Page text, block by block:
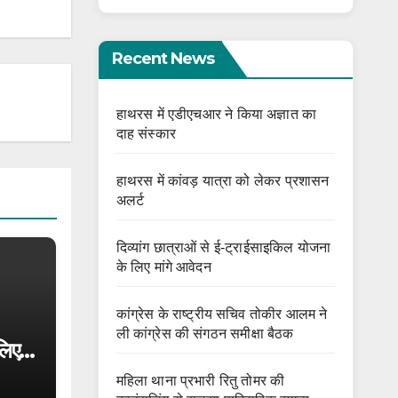
Recent News
हाथरस में एडीएचआर ने किया अज्ञात का
दाह संस्कार
हाथरस में कांवड़ यात्रा को लेकर प्रशासन
अलर्ट
दिव्यांग छात्राओं से ई-ट्राईसाइकिल योजना
के लिए मांगे आवेदन
कांग्रेस के राष्ट्रीय सचिव तोकीर आलम ने
ली कांग्रेस की संगठन समीक्षा बैठक
महिला थाना प्रभारी रितु तोमर की